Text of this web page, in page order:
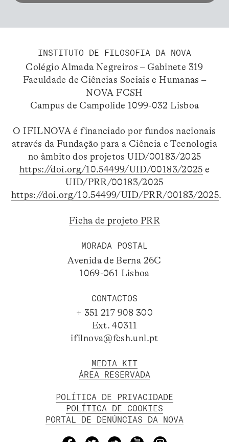
INSTITUTO DE FILOSOFIA DA NOVA
Colégio Almada Negreiros – Gabinete 319
Faculdade de Ciências Sociais e Humanas –
NOVA FCSH
Campus de Campolide 1099-032 Lisboa
O IFILNOVA é financiado por fundos nacionais
através da Fundação para a Ciência e Tecnologia
no âmbito dos projetos UID/00183/2025
https://doi.org/10.54499/UID/00183/2025 e
UID/PRR/00183/2025
https://doi.org/10.54499/UID/PRR/00183/2025.
Ficha de projeto PRR
MORADA POSTAL
Avenida de Berna 26C
1069-061 Lisboa
CONTACTOS
+ 351 217 908 300
Ext. 40311
ifilnova@fcsh.unl.pt
MEDIA KIT
ÁREA RESERVADA
POLÍTICA DE PRIVACIDADE
POLÍTICA DE COOKIES
PORTAL DE DENÚNCIAS DA NOVA